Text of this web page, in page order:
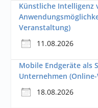
Künstliche Intelligenz
Veranstaltung)
11.08.2026
Mobile Endgeräte als
Unternehmen
18.08.2026